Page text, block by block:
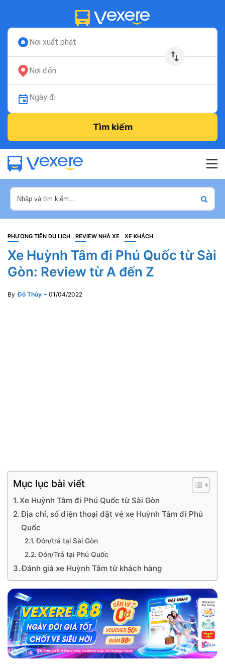
Nơi xuất phát
Nơi đến
Ngày đi
Tìm kiếm
PHƯƠNG TIỆN DU LỊCH REVIEW NHÀ XE XE KHÁCH
Xe Huỳnh Tâm đi Phú Quốc từ Sài
Gòn: Review từ A đến Z
By Đỗ Thủy 01/04/2022
Mục lục bài viết
Xe Huỳnh Tâm đi Phú Quốc từ Sài Gòn
Địa chỉ, số điện thoại đặt vé xe Huỳnh Tâm đi Phú
Quốc
Đón/trả tại Sài Gòn
Đón/Trả tại Phú Quốc
Đánh giá xe Huỳnh Tâm từ khách hàng